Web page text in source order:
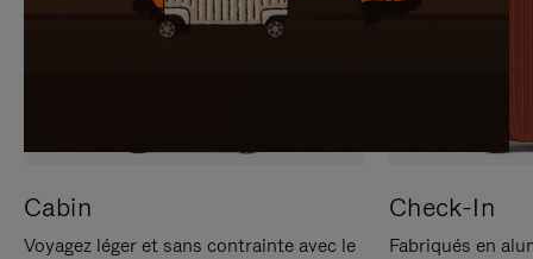
PAUSE
SON
Cabin
Voyagez léger et sans contrainte avec le
Check-In
Fabriqués en